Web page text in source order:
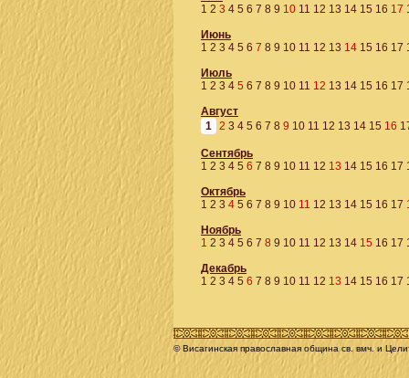
1 2 3 4 5 6 7 8 9 10 11 12 13 14 15 16 17
Июнь
1 2 3 4 5 6 7 8 9 10 11 12 13 14 15 16 17
Июль
1 2 3 4 5 6 7 8 9 10 11 12 13 14 15 16 17
Август
1 2 3 4 5 6 7 8 9 10 11 12 13 14 15 16
Сентябрь
1 2 3 4 5 6 7 8 9 10 11 12 13 14 15 16 17
Октябрь
1 2 3 4 5 6 7 8 9 10 11 12 13 14 15 16 17
Ноябрь
1 2 3 4 5 6 7 8 9 10 11 12 13 14 15 16 17
Декабрь
1 2 3 4 5 6 7 8 9 10 11 12 13 14 15 16 17
© Висагинская православная община св. вмч. и